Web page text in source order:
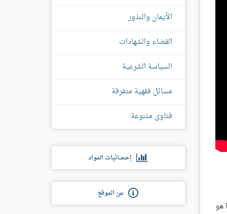
هو
الأيمان والنذور
القضاء والشهادات
السياسة الشرعية
مسائل فقهية متفرقة
فتاوى متنوعة
إحصائيات المواد
عن الموقع